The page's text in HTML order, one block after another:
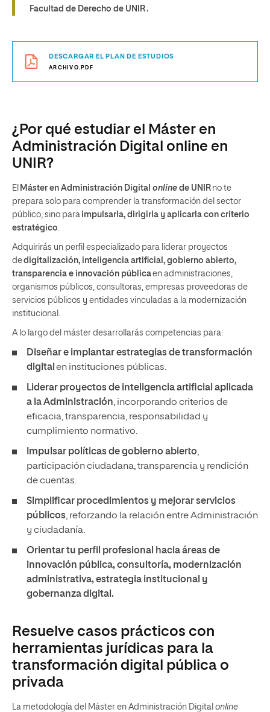
Facultad de Derecho de UNIR .
DESCARGAR EL PLAN DE ESTUDIOS
ARCHIVO.PDF
¿Por qué estudiar el Máster en
Administración Digital online en
UNIR?
El Máster en Administración Digital online de UNIR no te
prepara solo para comprender la transformación del sector
público, sino para impulsarla, dirigirla y aplicarla con criterio
estratégico.
Adquirirás un perfil especializado para liderar proyectos
dedigitalización, inteligencia artificial, gobierno abierto,
transparencia e innovación públicaen administraciones,
organismos públicos, consultoras, empresas proveedoras de
servicios públicos y entidades vinculadas a la modernización
institucional.
A lo largo del máster desarrollarás competencias para:
Diseñar e implantar estrategias de transformación
digital en instituciones públicas.
Liderar proyectos de inteligencia artificial aplicada
a la Administración, incorporando criterios de
eficacia, transparencia, responsabilidad y
cumplimiento normativo.
Impulsar políticas de gobierno abierto,
participación ciudadana, transparencia y rendición
de cuentas.
Simplificar procedimientos y mejorar servicios
públicos, reforzando la relación entre Administración
y ciudadanía.
Orientar tu perfil profesional hacia áreas de
innovación pública, consultoría, modernización
administrativa, estrategia institucional y
gobernanza digital.
Resuelve casos prácticos con
herramientas jurídicas para la
transformación digital pública o
privada
La metodología del Máster en Administración Digital online